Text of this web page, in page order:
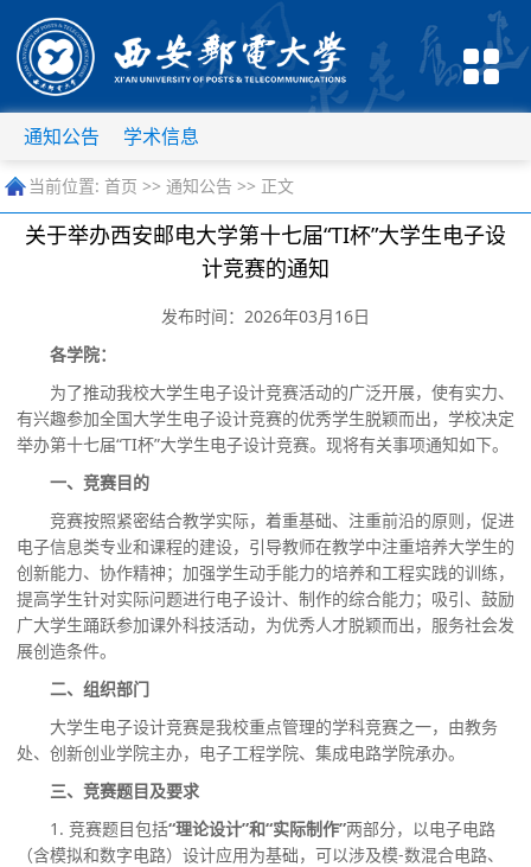
通知公告 学术信息
当前位置: 首页 >> 通知公告 >> 正文
关于举办西安邮电大学第十七届“TI杯”大学生电子设
计竞赛的通知
发布时间：2026年03月16日
各学院：
为了推动我校大学生电子设计竞赛活动的广泛开展，使有实力、
有兴趣参加全国大学生电子设计竞赛的优秀学生脱颖而出， 学校决定
举办第十七届“TI杯”大学生电子设计竞赛。现将有关事项通知如下。
一、竞赛目的
竞赛按照紧密结合教学实际，着重基础、注重前沿的原则，促进
电子信息类专业和课程的建设，引导教师在教学中注重培养大学生的
创新能力、协作精神；加强学生动手能力的培养和工程实践的训练，
提高学生针对实际问题进行电子设计、制作的综合能力；吸引、鼓励
广大学生踊跃参加课外科技活动，为优秀人才脱颖而出， 服务社会发
展创造条件。
二、组织部门
大学生电子设计竞赛是我校重点管理的学科竞赛之一，由教务
处、创新创业学院主办，电子工程学院、集成电路学院承办。
三、竞赛题目及要求
1. 竞赛题目包括“理论设计”和“实际制作”两部分，以电子电路
（含模拟和数字电路）设计应用为基础，可以涉及模-数混合电路、